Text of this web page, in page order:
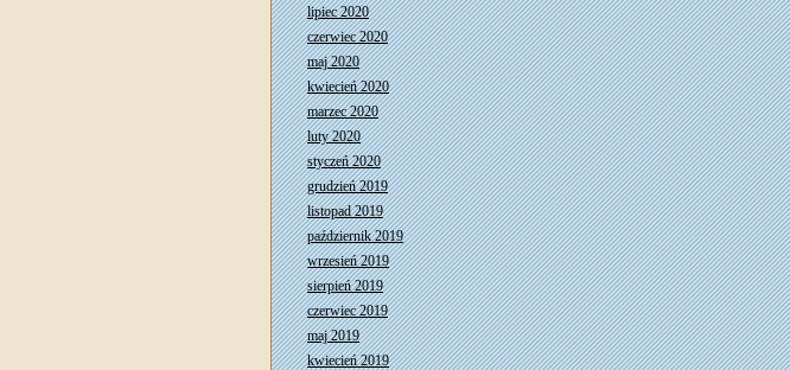
lipiec 2020
czerwiec 2020
maj 2020
kwiecień 2020
marzec 2020
luty 2020
styczeń 2020
grudzień 2019
listopad 2019
październik 2019
wrzesień 2019
sierpień 2019
czerwiec 2019
maj 2019
kwiecień 2019